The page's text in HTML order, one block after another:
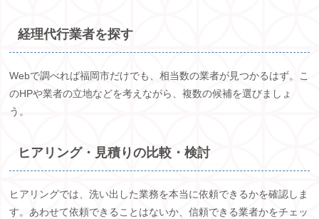
経理代行業者を探す
Webで調べれば福岡市だけでも、相当数の業者が見つかるはず。こ
のHPや業者の立地などを考えながら、複数の候補を選びましょ
う。
ヒアリング・見積りの比較・検討
ヒアリングでは、洗い出した業務を本当に依頼できるかを確認しま
す。あわせて依頼できることはないか、信頼できる業者かをチェッ